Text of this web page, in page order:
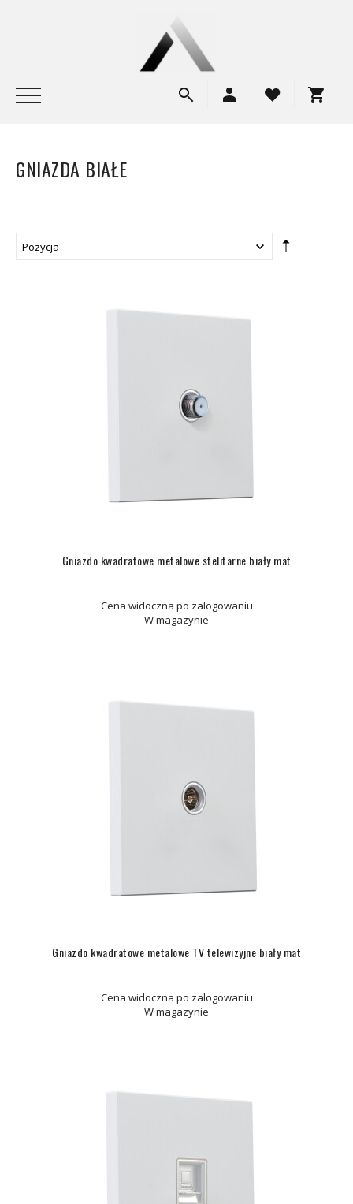
GNIAZDA BIAŁE
Gniazdo kwadratowe metalowe stelitarne biały mat
Cena widoczna po zalogowaniu
W magazynie
Gniazdo kwadratowe metalowe TV telewizyjne biały mat
Cena widoczna po zalogowaniu
W magazynie